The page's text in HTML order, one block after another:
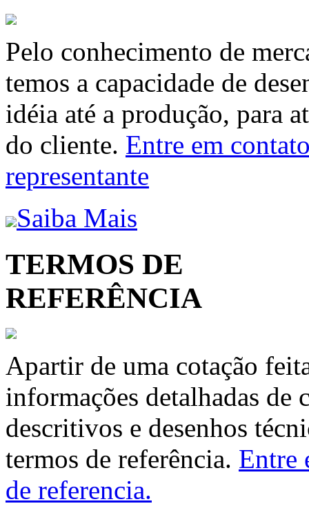
Pelo conhecimento de
temos a capacidade de
idéia até a produção, para
do cliente. Entre em
representante
Saiba Mais
TERMOS DE
REFERÊNCIA
Apartir de uma cotação
informações detalhadas de
descritivos e desenhos
termos de referência. Entre
de referencia.